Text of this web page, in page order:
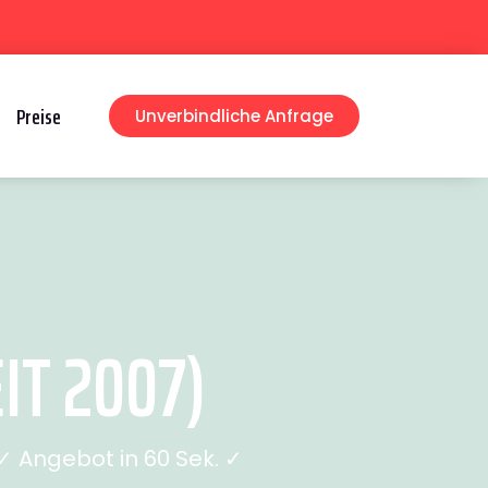
Preise Unverbindliche Anfrage
2007)
Angebot in 60 Sek. ✓